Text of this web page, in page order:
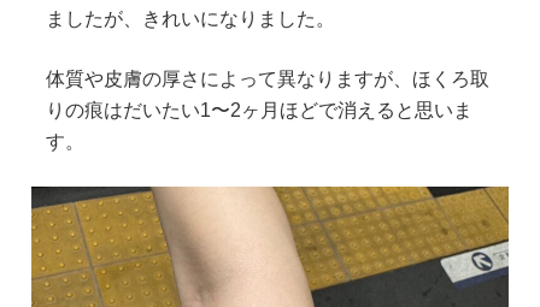
ましたが、きれいになりました。
体質や皮膚の厚さによって異なりますが、ほくろ取
りの痕はだいたい1〜2ヶ月ほどで消えると思いま
す。